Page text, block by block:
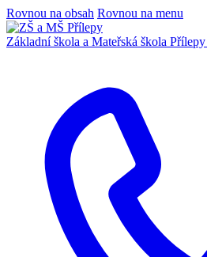
Rovnou na obsah Rovnou na menu
Základní škola a Mateřská škola Přílepy